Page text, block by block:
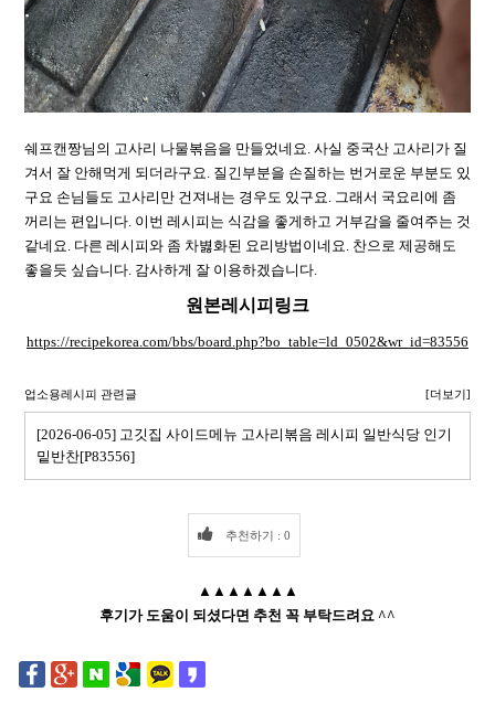
쉐프캔짱님의 고사리 나물볶음을 만들었네요. 사실 중국산 고사리가 질
겨서 잘 안해먹게 되더라구요. 질긴부분을 손질하는 번거로운 부분도 있
구요 손님들도 고사리만 건져내는 경우도 있구요. 그래서 국요리에 좀
꺼리는 편입니다. 이번 레시피는 식감을 좋게하고 거부감을 줄여주는 것
같네요. 다른 레시피와 좀 차볋화된 요리방법이네요. 찬으로 제공해도
좋을듯 싶습니다. 감사하게 잘 이용하겠습니다.
원본레시피링크
https://recipekorea.com/bbs/board.php?bo_table=ld_0502&wr_id=83556
업소용레시피 관련글 [더보기]
[2026-06-05] 고깃집 사이드메뉴 고사리볶음 레시피 일반식당 인기
밑반찬[P83556]
추천하기 : 0
▲▲▲▲▲▲▲
후기가 도움이 되셨다면 추천 꼭 부탁드려요 ^^